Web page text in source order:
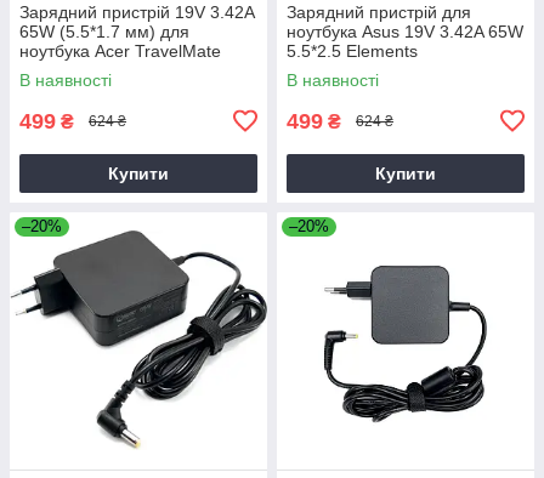
Зарядний пристрій 19V 3.42A
65W (5.5*1.7 мм) для
ноутбука Acer TravelMate
P2510-G2-M
В наявності
499 ₴ 624 ₴
Купити
Зарядний пристрій для
ноутбука Asus 19V 3.42A 65W
5.5*2.5 Elements
В наявності
499 ₴ 624 ₴
Купити
–20% –20%